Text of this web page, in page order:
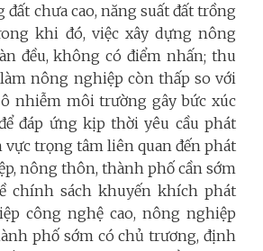
đất chưa cao, năng suất đất trồng
khi đó, việc xây dựng nông
đều, không có điểm nhấn; thu
nông nghiệp còn thấp so với
nhiễm môi trường gây bức xúc
đáp ứng kịp thời yêu cầu phát
trọng tâm liên quan đến phát
nông thôn, thành phố cần sớm
chính sách khuyến khích phát
công nghệ cao, nông nghiệp
phố sớm có chủ trương, định